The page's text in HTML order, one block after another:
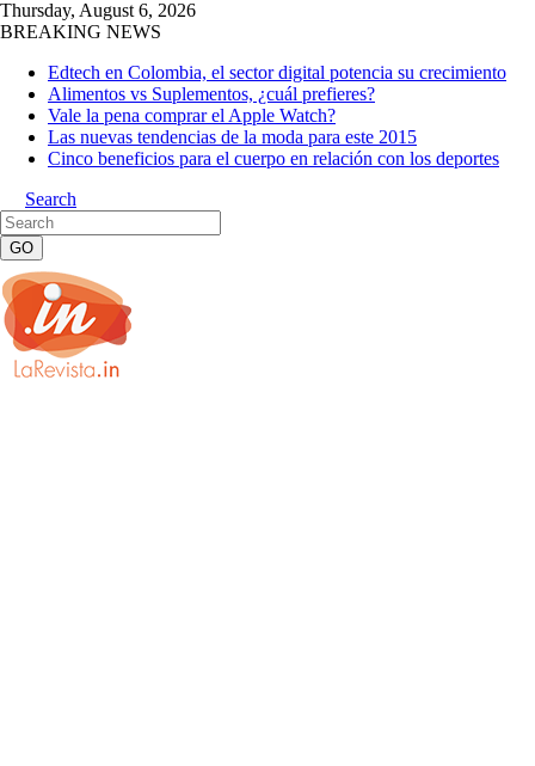
Thursday, August 6, 2026
BREAKING NEWS
Edtech en Colombia, el sector digital potencia su crecimiento
Alimentos vs Suplementos, ¿cuál prefieres?
Vale la pena comprar el Apple Watch?
Las nuevas tendencias de la moda para este 2015
Cinco beneficios para el cuerpo en relación con los deportes
Search